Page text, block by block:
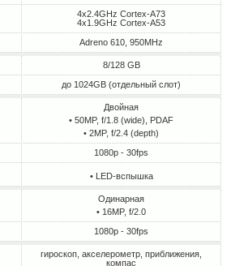
4x2.4GHz Cortex-A73
4x1.9GHz Cortex-A53
Adreno 610, 950MHz
8/128 GB
до 1024GB (отдельный слот)
Двойная
• 50MP, f/1.8 (wide), PDAF
• 2MP, f/2.4 (depth)
1080p - 30fps
• LED-вспышка
Одинарная
• 16MP, f/2.0
1080p - 30fps
гироскоп, акселерометр, приближения,
компас